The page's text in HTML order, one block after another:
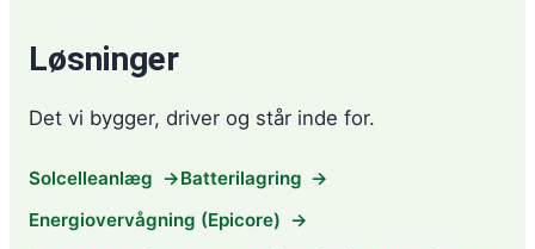
Løsninger
Det vi bygger, driver og står inde for.
Solcelleanlæg
Batterilagring
Energiovervågning (Epicore)